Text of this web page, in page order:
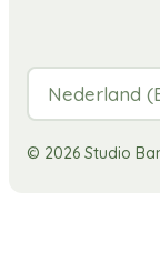
Valuta
Nederland
© 2026 Studio